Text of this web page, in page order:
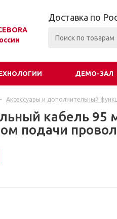
Доставка по
ДЕМО-ЗАЛ
- Аксессуары и дополнительный
кабель 95
подачи